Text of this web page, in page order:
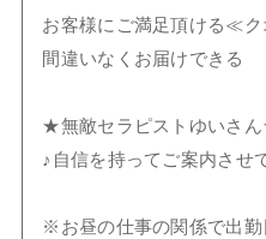
お客様にご満足頂ける≪
間違いなくお届けできる
★無敵セラピストゆいさ
♪自信を持ってご案内させ
※お昼の仕事の関係で出